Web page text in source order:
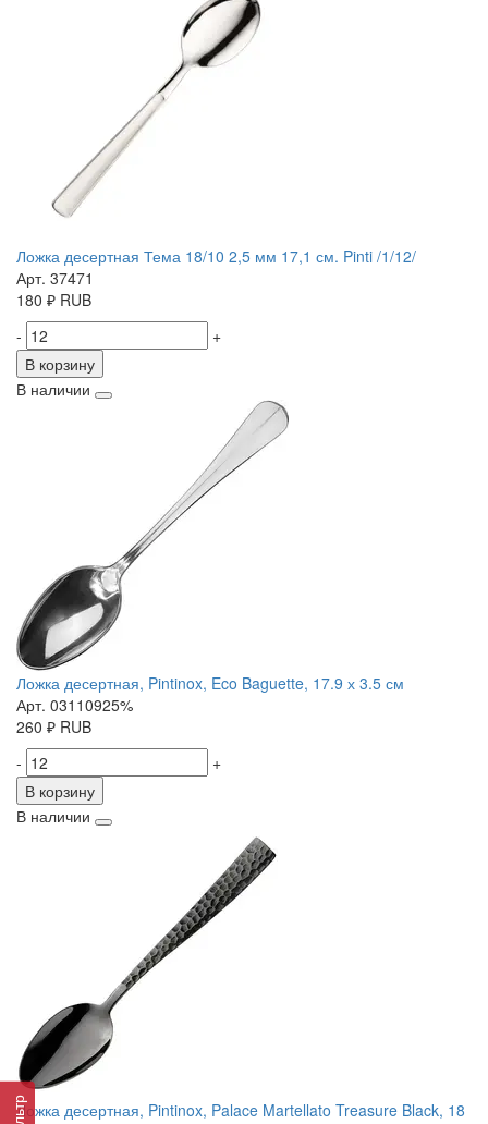
Ложка десертная Тема 18/10 2,5 мм 17,1 см. Pinti /1/12/
Арт. 37471
180 ₽ RUB
-
+
В корзину
В наличии
Ложка десертная, Pintinox, Eco Baguette, 17.9 х 3.5 см
Арт. 03110925%
260 ₽ RUB
-
+
В корзину
В наличии
Ложка десертная, Pintinox, Palace Martellato Treasure Black, 18